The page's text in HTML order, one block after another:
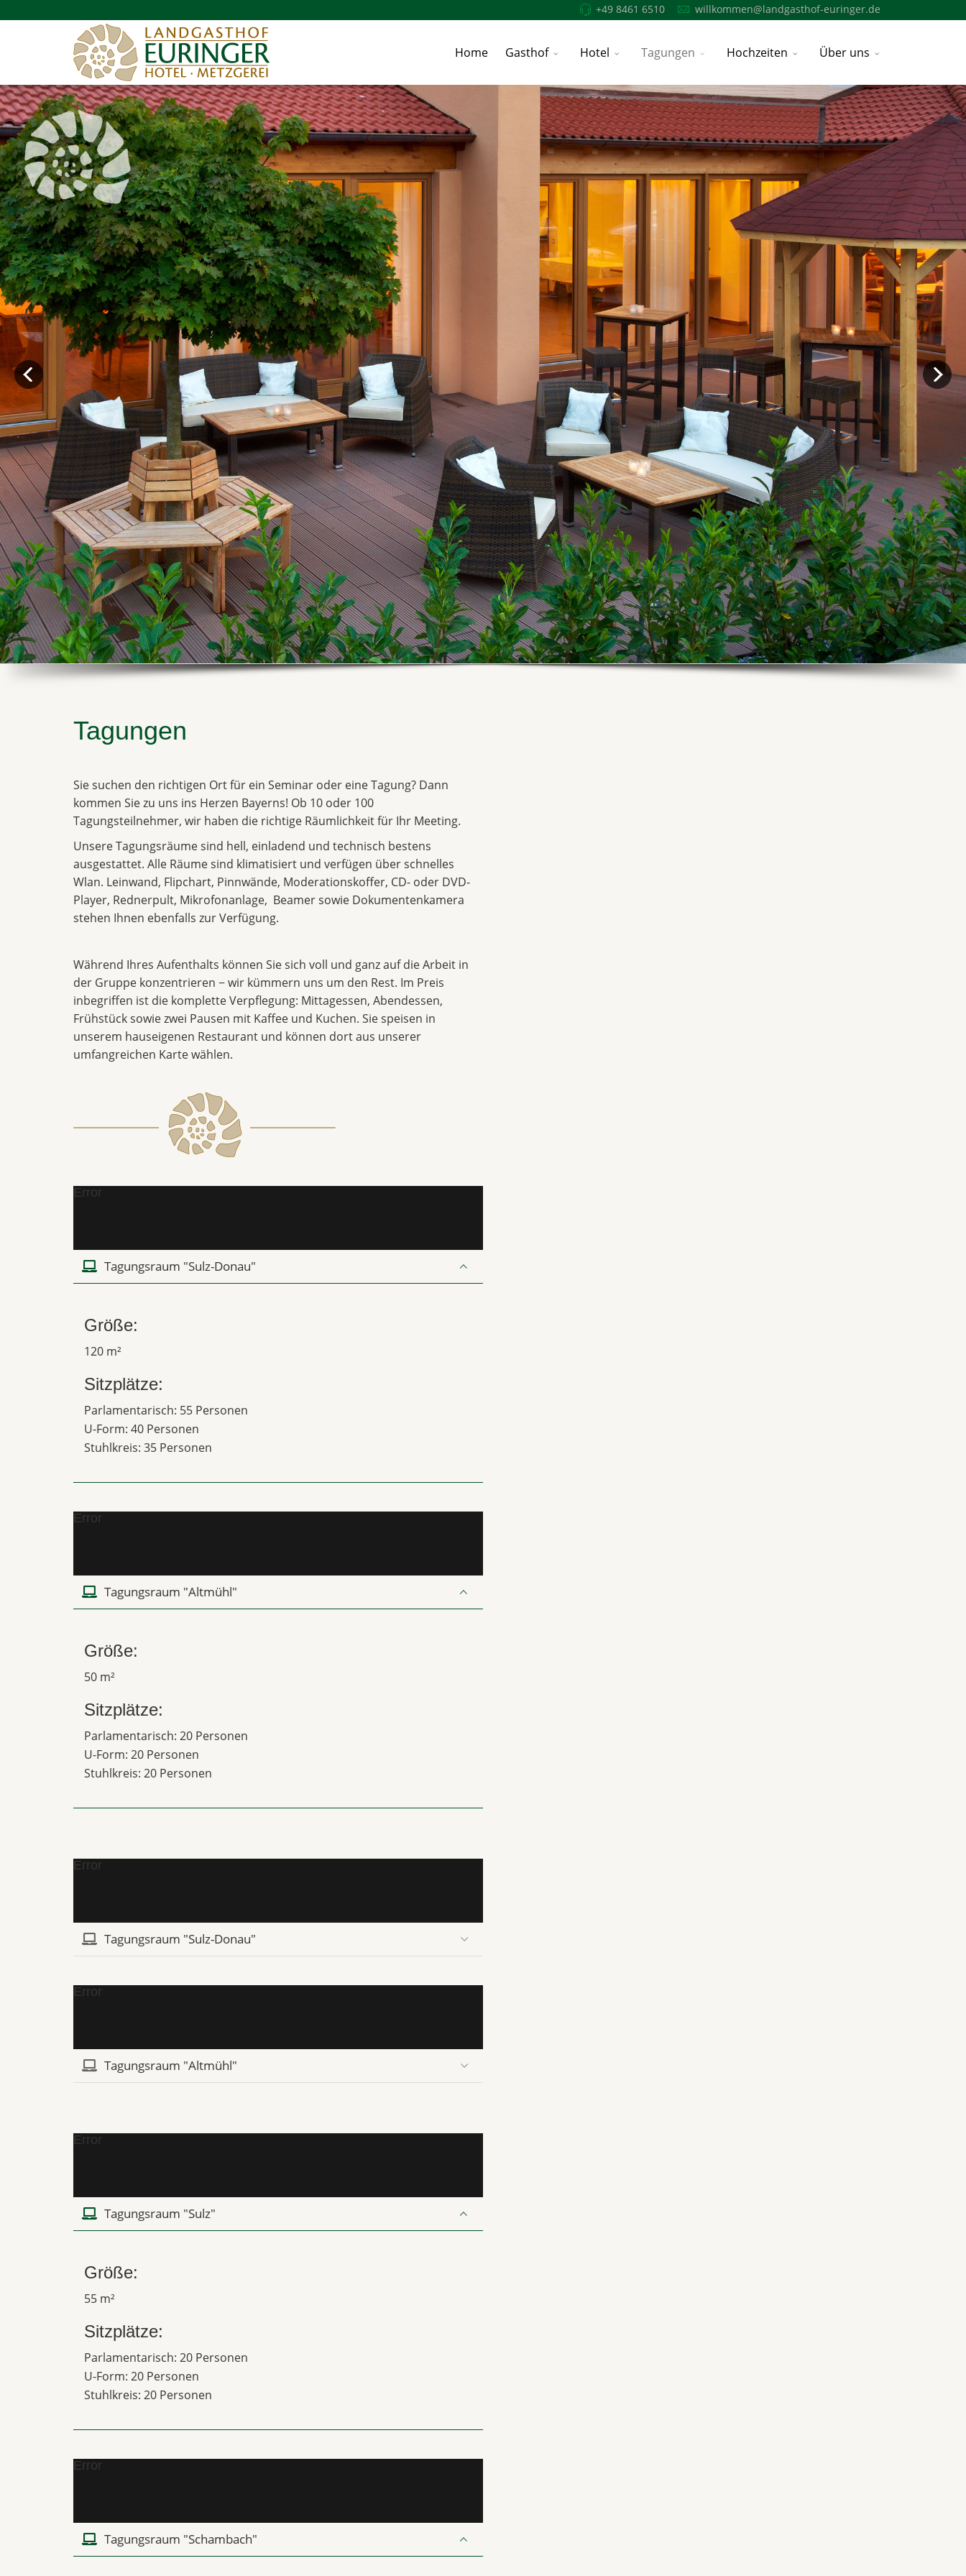
+49 8461 6510 willkommen@landgasthof-euringer.de
Home Gasthof Hotel Tagungen Hochzeiten Über uns
Tagungen
Sie suchen den richtigen Ort für ein Seminar oder eine Tagung? Dann
kommen Sie zu uns ins Herzen Bayerns! Ob 10 oder 100
Tagungsteilnehmer, wir haben die richtige Räumlichkeit für Ihr Meeting.
Unsere Tagungsräume sind hell, einladend und technisch bestens
ausgestattet. Alle Räume sind klimatisiert und verfügen über schnelles
Wlan. Leinwand, Flipchart, Pinnwände, Moderationskoffer, CD- oder DVD-
Player, Rednerpult, Mikrofonanlage, Beamer sowie Dokumentenkamera
stehen Ihnen ebenfalls zur Verfügung.
Während Ihres Aufenthalts können Sie sich voll und ganz auf die Arbeit in
der Gruppe konzentrieren − wir kümmern uns um den Rest. Im Preis
inbegriffen ist die komplette Verpflegung: Mittagessen, Abendessen,
Frühstück sowie zwei Pausen mit Kaffee und Kuchen. Sie speisen in
unserem hauseigenen Restaurant und können dort aus unserer
umfangreichen Karte wählen.
Error
Tagungsraum "Sulz-Donau"
Größe:
120 m²
Sitzplätze:
Parlamentarisch: 55 Personen
U-Form: 40 Personen
Stuhlkreis: 35 Personen
Error
Tagungsraum "Altmühl"
Größe:
50 m²
Sitzplätze:
Parlamentarisch: 20 Personen
U-Form: 20 Personen
Stuhlkreis: 20 Personen
Error
Tagungsraum "Sulz-Donau"
Error
Tagungsraum "Altmühl"
Error
Tagungsraum "Sulz"
Größe:
55 m²
Sitzplätze:
Parlamentarisch: 20 Personen
U-Form: 20 Personen
Stuhlkreis: 20 Personen
Error
Tagungsraum "Schambach"